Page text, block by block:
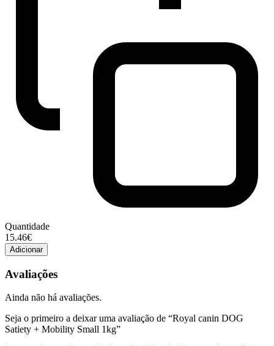
Quantidade
Quantidade
de
Royal
canin
DOG
Satiety
+
Mobility
Small
1kg
15.46€
Adicionar
Avaliações
Ainda não há avaliações.
Seja o primeiro a deixar uma avaliação de “Royal canin DOG
Satiety + Mobility Small 1kg”